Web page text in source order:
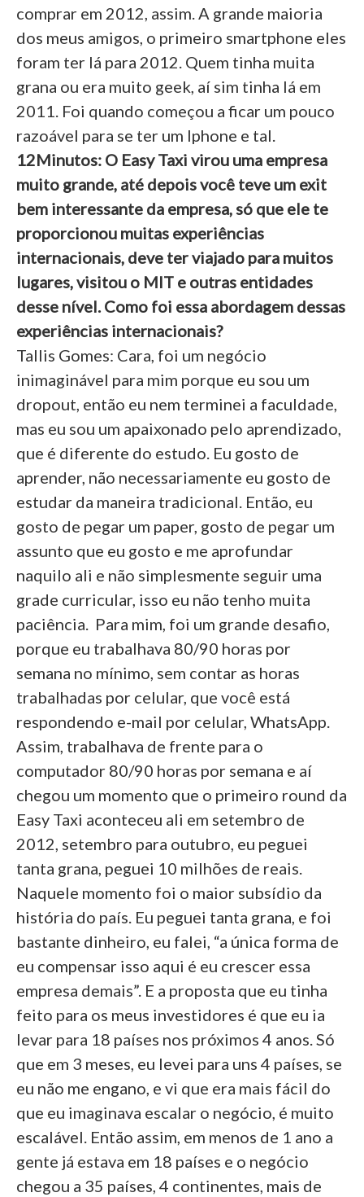
comprar em 2012, assim. A grande maioria
dos meus amigos, o primeiro smartphone eles
foram ter lá para 2012. Quem tinha muita
grana ou era muito geek, aí sim tinha lá em
2011. Foi quando começou a ficar um pouco
razoável para se ter um Iphone e tal.
12Minutos: O Easy Taxi virou uma empresa
muito grande, até depois você teve um exit
bem interessante da empresa, só que ele te
proporcionou muitas experiências
internacionais, deve ter viajado para muitos
lugares, visitou o MIT e outras entidades
desse nível. Como foi essa abordagem dessas
experiências internacionais?
Tallis Gomes: Cara, foi um negócio
inimaginável para mim porque eu sou um
dropout, então eu nem terminei a faculdade,
mas eu sou um apaixonado pelo aprendizado,
que é diferente do estudo. Eu gosto de
aprender, não necessariamente eu gosto de
estudar da maneira tradicional. Então, eu
gosto de pegar um paper, gosto de pegar um
assunto que eu gosto e me aprofundar
naquilo ali e não simplesmente seguir uma
grade curricular, isso eu não tenho muita
paciência. Para mim, foi um grande desafio,
porque eu trabalhava 80/90 horas por
semana no mínimo, sem contar as horas
trabalhadas por celular, que você está
respondendo e-mail por celular, WhatsApp.
Assim, trabalhava de frente para o
computador 80/90 horas por semana e aí
chegou um momento que o primeiro round da
Easy Taxi aconteceu ali em setembro de
2012, setembro para outubro, eu peguei
tanta grana, peguei 10 milhões de reais.
Naquele momento foi o maior subsídio da
história do país. Eu peguei tanta grana, e foi
bastante dinheiro, eu falei, “a única forma de
eu compensar isso aqui é eu crescer essa
empresa demais”. E a proposta que eu tinha
feito para os meus investidores é que eu ia
levar para 18 países nos próximos 4 anos. Só
que em 3 meses, eu levei para uns 4 países, se
eu não me engano, e vi que era mais fácil do
que eu imaginava escalar o negócio, é muito
escalável. Então assim, em menos de 1 ano a
gente já estava em 18 países e o negócio
chegou a 35 países, 4 continentes, mais de